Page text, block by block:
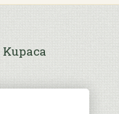
Kupaca